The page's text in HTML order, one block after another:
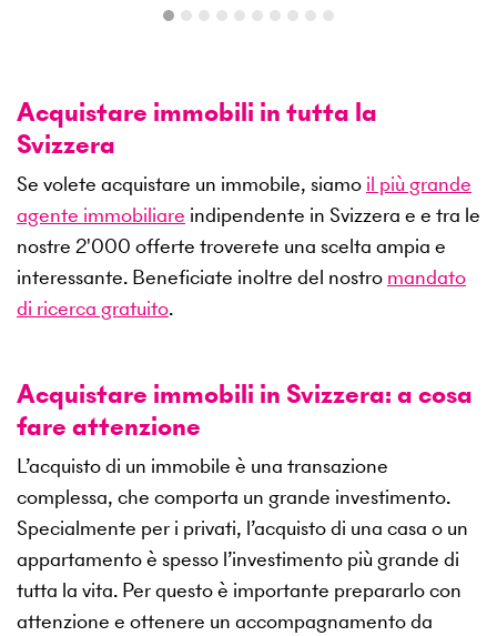
Acquistare immobili in tutta la
Svizzera
Se volete acquistare un immobile, siamo il più grande
agente immobiliare indipendente in Svizzera e e tra le
nostre 2'000 offerte troverete una scelta ampia e
interessante. Beneficiate inoltre del nostro mandato
di ricerca gratuito.
Acquistare immobili in Svizzera: a cosa
fare attenzione
L’acquisto di un immobile è una transazione
complessa, che comporta un grande investimento.
Specialmente per i privati, l’acquisto di una casa o un
appartamento è spesso l’investimento più grande di
tutta la vita. Per questo è importante prepararlo con
attenzione e ottenere un accompagnamento da